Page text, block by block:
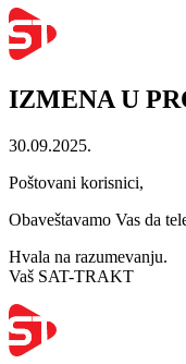
IZMENA U
30.09.2025.
Poštovani korisnici,
Obaveštavamo Vas da
Hvala na razumevanju.
Vaš SAT-TRAKT